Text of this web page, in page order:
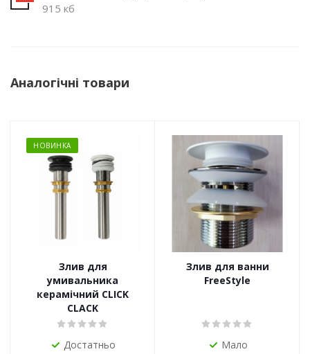
915 кб
Аналогічні товари
НОВИНКА
Злив для
умивальника
керамічний CLICK
CLACK
Достатньо
Злив для ванни
FreeStyle
Мало